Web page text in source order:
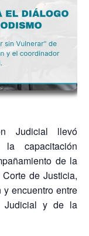
Judicial llevó
capacitación
de la
de Justicia,
encuentro entre
Judicial y de la